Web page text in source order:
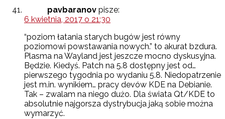
pavbaranov pisze:
6 kwietnia, 2017 o 21:30
“poziom łatania starych bugów jest równy
poziomowi powstawania nowych.” to akurat bzdura.
Plasma na Wayland jest jeszcze mocno dyskusyjna.
Będzie. Kiedyś. Patch na 5.8 dostępny jest od…
pierwszego tygodnia po wydaniu 5.8. Niedopatrzenie
jest m.in. wynikiem… pracy devów KDE na Debianie.
Tak – zwalam na niego dużo. Dla świata Qt/KDE to
absolutnie najgorsza dystrybucja jaką sobie można
wymarzyć.